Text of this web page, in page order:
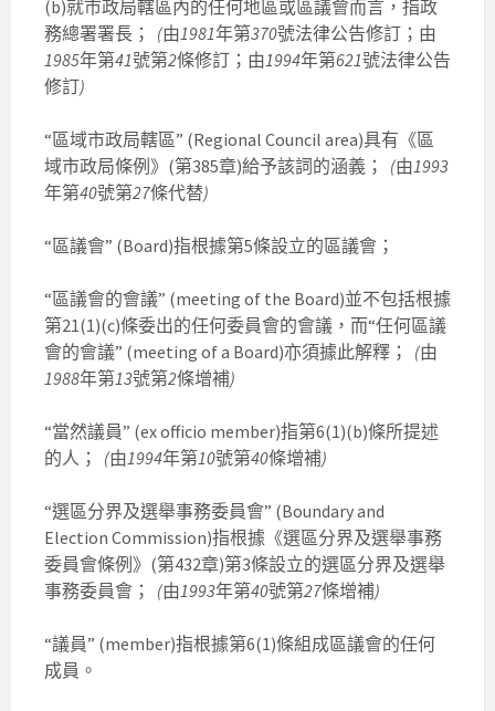
(b)就市政局轄區內的任何地區或區議會而言，指政
務總署署長； (由1981年第370號法律公告修訂；由
1985年第41號第2條修訂；由1994年第621號法律公告
修訂)
“區域市政局轄區” (Regional Council area)具有《區
域市政局條例》(第385章)給予該詞的涵義； (由1993
年第40號第27條代替)
“區議會” (Board)指根據第5條設立的區議會；
“區議會的會議” (meeting of the Board)並不包括根據
第21(1)(c)條委出的任何委員會的會議，而“任何區議
會的會議” (meeting of a Board)亦須據此解釋； (由
1988年第13號第2條增補)
“當然議員” (ex officio member)指第6(1)(b)條所提述
的人； (由1994年第10號第40條增補)
“選區分界及選舉事務委員會” (Boundary and
Election Commission)指根據《選區分界及選舉事務
委員會條例》(第432章)第3條設立的選區分界及選舉
事務委員會； (由1993年第40號第27條增補)
“議員” (member)指根據第6(1)條組成區議會的任何
成員。